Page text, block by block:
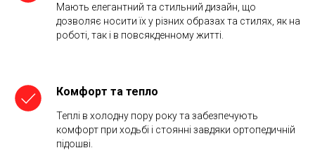
Мають елегантний та стильний дизайн, що
дозволяє носити їх у різних образах та стилях, як на
роботі, так і в повсякденному житті.
Комфорт та тепло
Теплі в холодну пору року та забезпечують
комфорт при ходьбі і стоянні завдяки ортопедичній
підошві.